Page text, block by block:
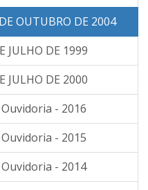
OUTUBRO DE 2004
JULHO DE 1999
JULHO DE 2000
- 2016
- 2015
- 2014